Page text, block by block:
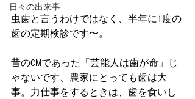
日々の出来事
虫歯と言うわけではなく、半年に1度の
歯の定期検診です〜。
昔のCMであった「芸能人は歯が命」じ
ゃないです、農家にとっても歯は大
事。力仕事をするときは、歯を食いし